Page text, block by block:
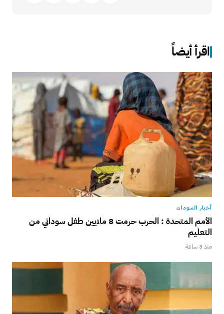
اقرأ أيضاً
أخبار السودان
الأمم المتحدة : الحرب حرمت 8 ملايين طفل سوداني من
التعليم
منذ 3 ساعة